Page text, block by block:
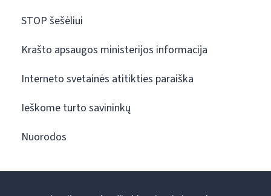
STOP šešėliui
Krašto apsaugos ministerijos informacija
Interneto svetainės atitikties paraiška
Ieškome turto savininkų
Nuorodos